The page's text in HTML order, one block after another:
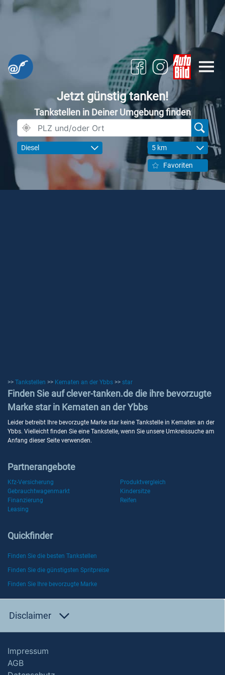
Jetzt günstig tanken!
Tankstellen in Deiner Umgebung finden
Diesel 5 km
Favoriten
>> Tankstellen >> Kematen an der Ybbs >> star
Finden Sie auf clever-tanken.de die ihre bevorzugte
Marke star in Kematen an der Ybbs
Leider betreibt Ihre bevorzugte Marke star keine Tankstelle in Kematen an der
Ybbs. Vielleicht finden Sie eine Tankstelle, wenn Sie unsere Umkreissuche am
Anfang dieser Seite verwenden.
Partnerangebote
Kfz-Versicherung
Produktvergleich
Gebrauchtwagenmarkt
Kindersitze
Finanzierung
Reifen
Leasing
Quickfinder
Finden Sie die besten Tankstellen
Finden Sie die günstigsten Spritpreise
Finden Sie Ihre bevorzugte Marke
Disclaimer
Impressum
AGB